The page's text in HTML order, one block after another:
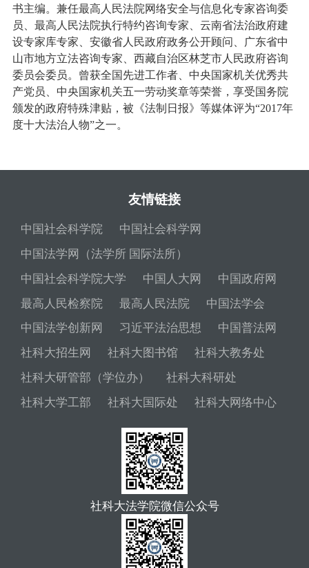
书主编。兼任最高人民法院网络安全与信息化专家咨询委
员、最高人民法院执行特约咨询专家、云南省法治政府建
设专家库专家、安徽省人民政府政务公开顾问、广东省中
山市地方立法咨询专家、西藏自治区林芝市人民政府咨询
委员会委员。曾获全国先进工作者、中央国家机关优秀共
产党员、中央国家机关五一劳动奖章等荣誉，享受国务院
颁发的政府特殊津贴，被《法制日报》等媒体评为“2017年
度十大法治人物”之一。
友情链接
中国社会科学院
中国社会科学网
中国法学网（法学所 国际法所）
中国社会科学院大学
中国人大网
中国政府网
最高人民检察院
最高人民法院
中国法学会
中国法学创新网
习近平法治思想
中国普法网
社科大招生网
社科大图书馆
社科大教务处
社科大研管部（学位办）
社科大科研处
社科大学工部
社科大国际处 社科大网络中心
社科大法学院微信公众号